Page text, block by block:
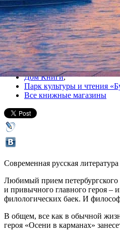
Андрей
22 июня 2015, понедельник,
Версия для печати
Все книги
Дом Книги,
Парк культуры и чтения
Все книжные магазины
Современная русская
Любимый прием петербургского
и привычного главного героя –
филологических баек. И
В общем, все как в обычной
героя «Осени в карманах»